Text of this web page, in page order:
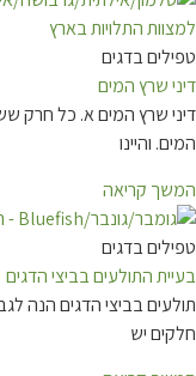
טפילים בדגים
דיני שרץ המים
דיני שרץ המים א. כל חרק
המים. והיינו
המשך קריאה
טפילים בדגים
בעיית התולעים בביצי הדגים
תולעים בביצי הדגים הנה
חלקים יש